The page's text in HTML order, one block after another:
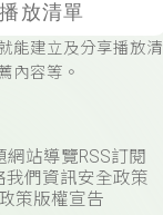
放清單
能建立及分享播放清
內容等。
網站導覽RSS訂閱
我們 資訊安全政策
策版權宣告